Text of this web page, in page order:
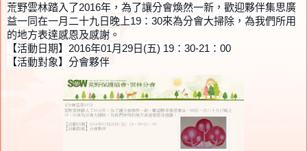
荒野雲林踏入了2016年，為了讓分會煥然一新，歡迎夥伴集思廣
益一同在一月二十九日晚上19：30來為分會大掃除，為我們所用
的地方表達感恩及感謝。
【活動日期】2016年01月29日(五) 19：30-21：00
【活動對象】分會夥伴